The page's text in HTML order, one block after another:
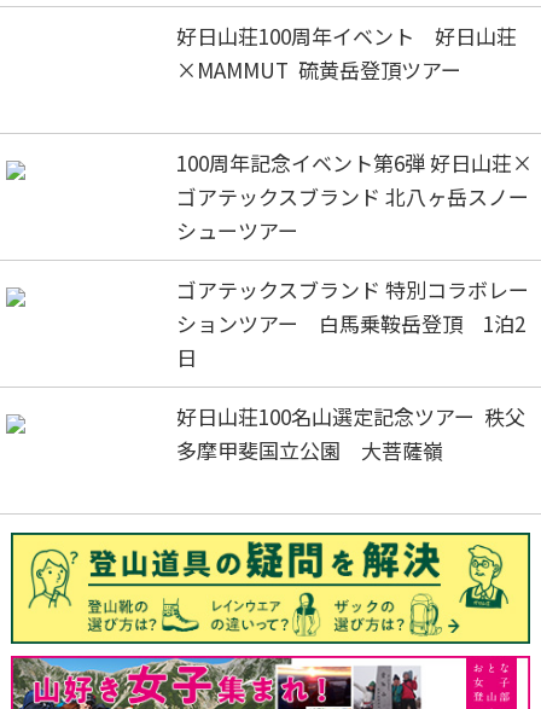
好日山荘100周年イベント 好日山荘
×MAMMUT 硫黄岳登頂ツアー
100周年記念イベント第6弾 好日山荘×
ゴアテックスブランド 北八ヶ岳スノー
シューツアー
ゴアテックスブランド 特別コラボレー
ションツアー 白馬乗鞍岳登頂 1泊2
日
好日山荘100名山選定記念ツアー 秩父
多摩甲斐国立公園 大菩薩嶺